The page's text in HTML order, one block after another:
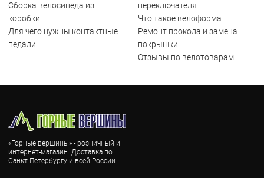
Сборка велосипеда из
коробки
Для чего нужны контактные
педали
переключателя
Что такое велоформа
Ремонт прокола и замена
покрышки
Отзывы по велотоварам
«Горные вершины» - розничный и
интернет-магазин. Доставка по
Санкт-Петербургу и всей России.